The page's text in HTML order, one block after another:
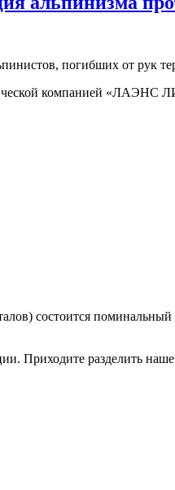
погибших от рук
компанией
состоится
Приходите разделить наше